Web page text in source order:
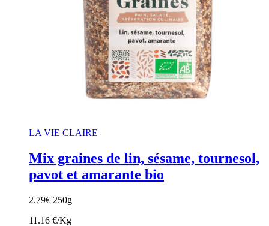
LA VIE CLAIRE
Mix graines de lin, sésame, tournesol,
pavot et amarante bio
2.79€ 250g
11.16 €/Kg